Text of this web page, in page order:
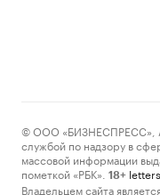
© ООО «БИЗНЕСПРЕСС»,
службой по надзору в
массовой информации
пометкой «РБК».
18+
Владельцем сайта